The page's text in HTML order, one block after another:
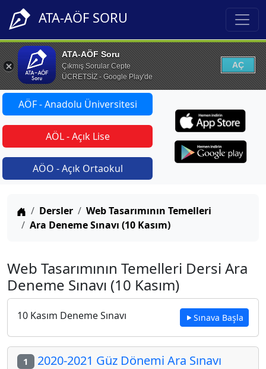
ATA-AÖF SORU
ATA-AÖF Soru
Çıkmış Sorular Cepte
ÜCRETSİZ - Google Play'de
AÇ
AÖF - Anadolu Üniversitesi
AÖL - Açık Lise
AÖO - Açık Ortaokul
Anasayfa
Dersler
Web Tasarımının Temelleri
Ara Deneme Sınavı (10 Kasım)
Web Tasarımının Temelleri Dersi Ara
Deneme Sınavı (10 Kasım)
10 Kasım Deneme Sınavı Sınava Başla
1 2020-2021 Güz Dönemi Ara Sınavı